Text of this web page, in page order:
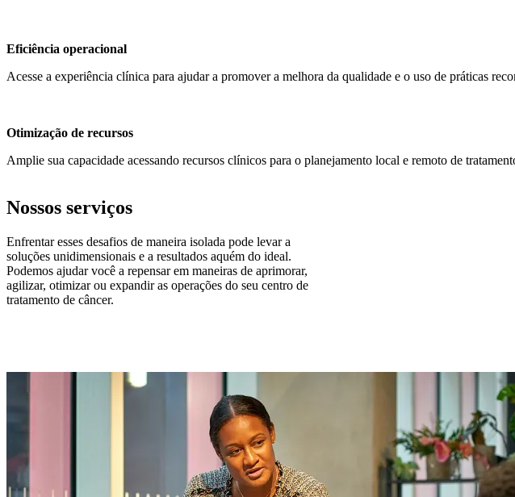
Eficiência operacional
Acesse a experiência clínica para ajudar a promover a melhora da qualidade e o uso de práticas
Otimização de recursos
Amplie sua capacidade acessando recursos clínicos para o planejamento local e remoto de
Nossos serviços
Enfrentar esses desafios de maneira isolada pode levar a
soluções unidimensionais e a resultados aquém do ideal.
Podemos ajudar você a repensar em maneiras de aprimorar,
agilizar, otimizar ou expandir as operações do seu centro de
tratamento de câncer.